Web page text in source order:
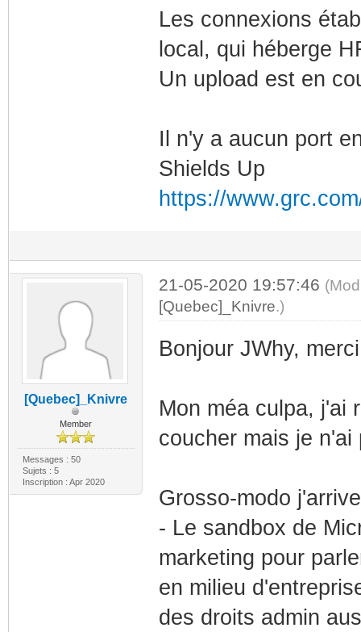
Les connexions
local, qui héberge
Un upload est en
Il n'y a aucun port
Shields Up
https://
[Quebec]_Knivre
Member
Messages : 50
Sujets : 5
Inscription : Apr 2020
21-05-2020 19:57:46
[Quebec]_Knivre.)
Bonjour JWhy,
Mon méa culpa, j'ai
coucher mais je
Grosso-modo
- Le sandbox de
marketing pour
en milieu
des droits admin